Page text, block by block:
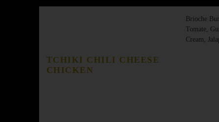
TCHIKI CHILI CHEESE
CHICKEN
Brioche
Tomate,
Cream,